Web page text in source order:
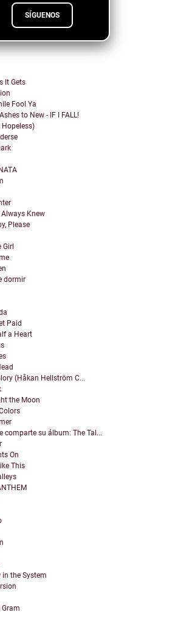
SÍGUENOS
It Gets
Fool Ya
to New - IF I FALL!
Hopeless)
Always Knew
Please
Girl
dormir
Paid
a Heart
(Håkan Hellström C...
the Moon
comparte su álbum: The Tal...
On
This
in the System
Gram